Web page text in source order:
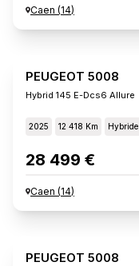
Caen (14)
PEUGEOT 5008
Hybrid 145 E-Dcs6 Allure
2025 12 418 Km Hybride
28 499 €
Caen (14)
PEUGEOT 5008